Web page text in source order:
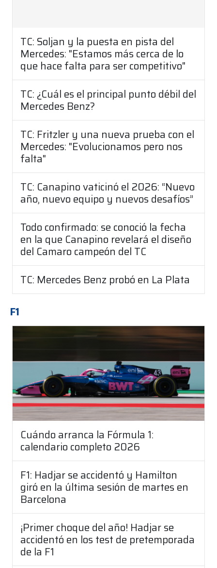
TC: Soljan y la puesta en pista del
Mercedes: "Estamos más cerca de lo
que hace falta para ser competitivo"
TC: ¿Cuál es el principal punto débil del
Mercedes Benz?
TC: Fritzler y una nueva prueba con el
Mercedes: "Evolucionamos pero nos
falta"
TC: Canapino vaticinó el 2026: “Nuevo
año, nuevo equipo y nuevos desafíos”
Todo confirmado: se conoció la fecha
en la que Canapino revelará el diseño
del Camaro campeón del TC
TC: Mercedes Benz probó en La Plata
F1
Cuándo arranca la Fórmula 1:
calendario completo 2026
F1: Hadjar se accidentó y Hamilton
giró en la última sesión de martes en
Barcelona
¡Primer choque del año! Hadjar se
accidentó en los test de pretemporada
de la F1